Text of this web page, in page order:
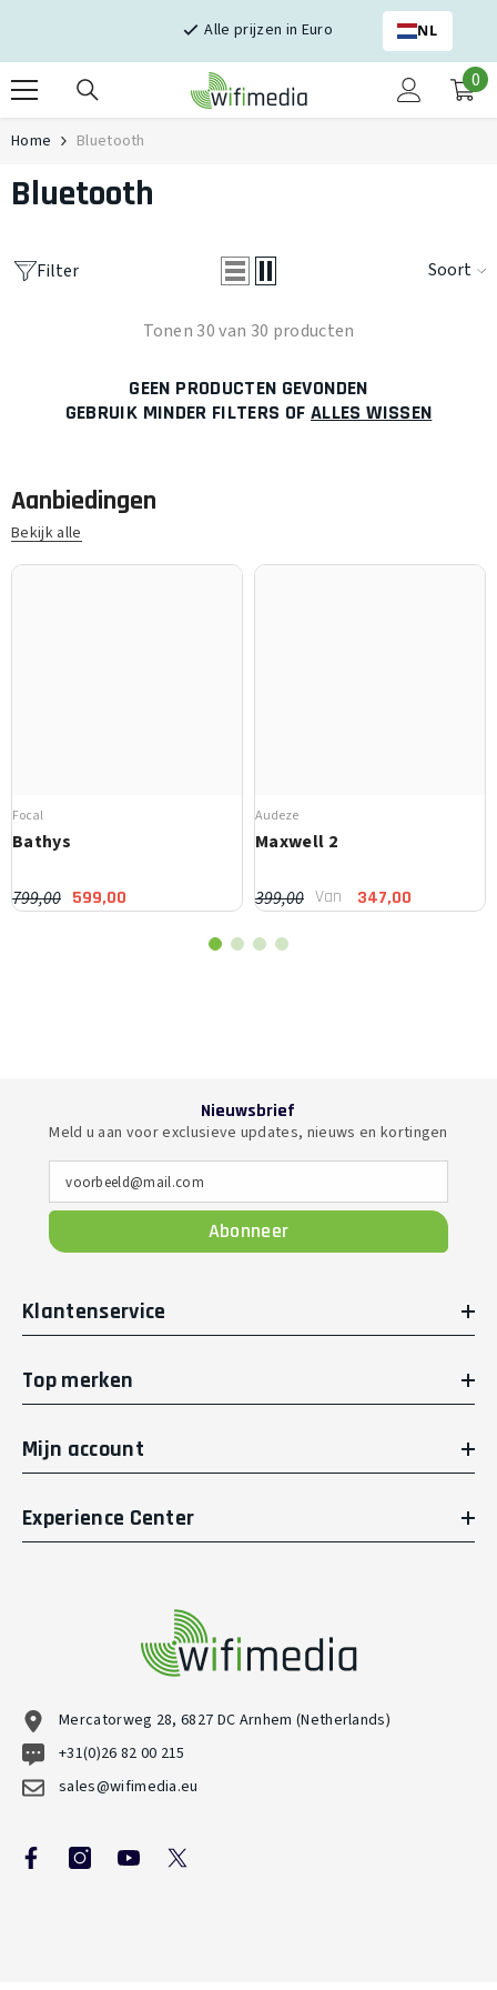
Alle prijzen in Euro NL
0
0
Home Bluetooth
Bluetooth
Filter Soort
Tonen 30 van 30 producten
GEEN PRODUCTEN GEVONDEN
GEBRUIK MINDER FILTERS OFALLES WISSEN
Aanbiedingen
Bekijk alle
Focal
Bathys
799,00 599,00
Audeze
Maxwell 2
399,00 Van 347,00
Nieuwsbrief
Meld u aan voor exclusieve updates, nieuws en kortingen
voorbeeld@mail.com
Abonneer
Klantenservice
Top merken
Mijn account
Experience Center
Mercatorweg 28, 6827 DC Arnhem (Netherlands)
+31(0)26 82 00 215
sales@wifimedia.eu